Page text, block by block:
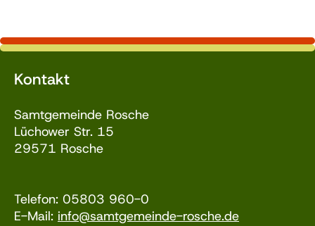
Kontakt
Samtgemeinde Rosche
Lüchower Str. 15
29571 Rosche
Telefon: 05803 960-0
E-Mail: info@samtgemeinde-rosche.de